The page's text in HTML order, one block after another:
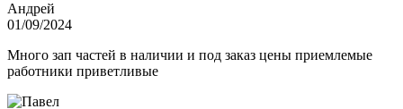
Андрей
01/09/2024
Много зап частей в наличии и под заказ цены приемлемые
работники приветливые